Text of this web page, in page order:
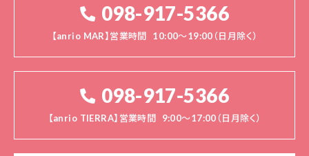
098-917-5366
【anrio MAR】営業時間 10:00～19:00（日月除く）
098-917-5366
【anrio TIERRA】営業時間 9:00～17:00（日月除く）